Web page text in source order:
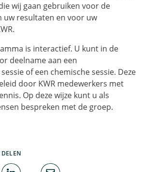
wij gaan gebruiken voor de
uw resultaten en voor uw
is interactief. U kunt in de
deelname aan een
of een chemische sessie. Deze
door KWR medewerkers met
Op deze wijze kunt u als
bespreken met de groep.
DELEN